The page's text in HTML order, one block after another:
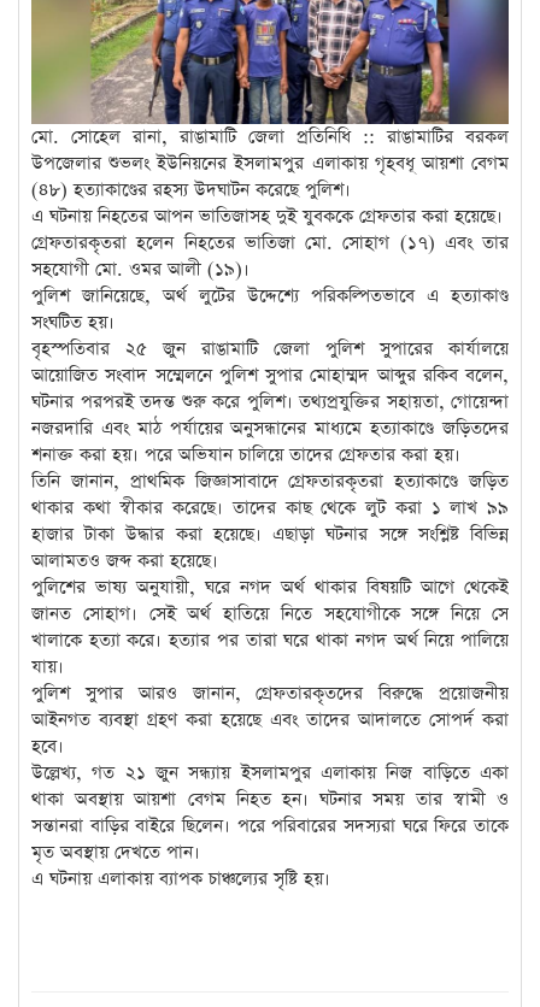
মো. সোহেল রানা, রাঙামাটি জেলা প্রতিনিধি :: রাঙামাটির বরকল
উপজেলার শুভলং ইউনিয়নের ইসলামপুর এলাকায় গৃহবধূ আয়শা বেগম
(৪৮) হত্যাকাণ্ডের রহস্য উদঘাটন করেছে পুলিশ।
এ ঘটনায় নিহতের আপন ভাতিজাসহ দুই যুবককে গ্রেফতার করা হয়েছে।
গ্রেফতারকৃতরা হলেন নিহতের ভাতিজা মো. সোহাগ (১৭) এবং তার
সহযোগী মো. ওমর আলী (১৯)।
পুলিশ জানিয়েছে, অর্থ লুটের উদ্দেশ্যে পরিকল্পিতভাবে এ হত্যাকাণ্ড
সংঘটিত হয়।
বৃহস্পতিবার ২৫ জুন রাঙামাটি জেলা পুলিশ সুপারের কার্যালয়ে
আয়োজিত সংবাদ সম্মেলনে পুলিশ সুপার মোহাম্মদ আব্দুর রকিব বলেন,
ঘটনার পরপরই তদন্ত শুরু করে পুলিশ। তথ্যপ্রযুক্তির সহায়তা, গোয়েন্দা
নজরদারি এবং মাঠ পর্যায়ের অনুসন্ধানের মাধ্যমে হত্যাকাণ্ডে জড়িতদের
শনাক্ত করা হয়। পরে অভিযান চালিয়ে তাদের গ্রেফতার করা হয়।
তিনি জানান, প্রাথমিক জিজ্ঞাসাবাদে গ্রেফতারকৃতরা হত্যাকাণ্ডে জড়িত
থাকার কথা স্বীকার করেছে। তাদের কাছ থেকে লুট করা ১ লাখ ৯৯
হাজার টাকা উদ্ধার করা হয়েছে। এছাড়া ঘটনার সঙ্গে সংশ্লিষ্ট বিভিন্ন
আলামতও জব্দ করা হয়েছে।
পুলিশের ভাষ্য অনুযায়ী, ঘরে নগদ অর্থ থাকার বিষয়টি আগে থেকেই
জানত সোহাগ। সেই অর্থ হাতিয়ে নিতে সহযোগীকে সঙ্গে নিয়ে সে
খালাকে হত্যা করে। হত্যার পর তারা ঘরে থাকা নগদ অর্থ নিয়ে পালিয়ে
যায়।
পুলিশ সুপার আরও জানান, গ্রেফতারকৃতদের বিরুদ্ধে প্রয়োজনীয়
আইনগত ব্যবস্থা গ্রহণ করা হয়েছে এবং তাদের আদালতে সোপর্দ করা
হবে।
উল্লেখ্য, গত ২১ জুন সন্ধ্যায় ইসলামপুর এলাকায় নিজ বাড়িতে একা
থাকা অবস্থায় আয়শা বেগম নিহত হন। ঘটনার সময় তার স্বামী ও
সন্তানরা বাড়ির বাইরে ছিলেন। পরে পরিবারের সদস্যরা ঘরে ফিরে তাকে
মৃত অবস্থায় দেখতে পান।
এ ঘটনায় এলাকায় ব্যাপক চাঞ্চল্যের সৃষ্টি হয়।